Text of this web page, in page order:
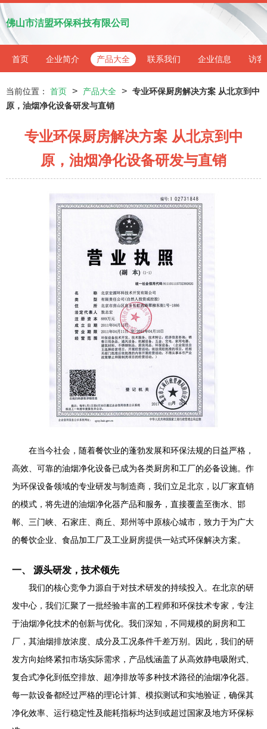
佛山市洁盟环保科技有限公司
首页 企业简介 产品大全 联系我们 企业信息 访客
当前位置： 首页 > 产品大全 > 专业环保厨房解决方案 从北京到中
原，油烟净化设备研发与直销
专业环保厨房解决方案 从北京到中
原，油烟净化设备研发与直销
在当今社会，随着餐饮业的蓬勃发展和环保法规的日益严格，
高效、可靠的油烟净化设备已成为各类厨房和工厂的必备设施。作
为环保设备领域的专业研发与制造商，我们立足北京，以厂家直销
的模式，将先进的油烟净化器产品和服务，直接覆盖至衡水、邯
郸、三门峡、石家庄、商丘、郑州等中原核心城市，致力于为广大
的餐饮企业、食品加工厂及工业厨房提供一站式环保解决方案。
一、 源头研发，技术领先
我们的核心竞争力源自于对技术研发的持续投入。在北京的研
发中心，我们汇聚了一批经验丰富的工程师和环保技术专家，专注
于油烟净化技术的创新与优化。我们深知，不同规模的厨房和工
厂，其油烟排放浓度、成分及工况条件千差万别。因此，我们的研
发方向始终紧扣市场实际需求，产品线涵盖了从高效静电吸附式、
复合式净化到低空排放、超净排放等多种技术路径的油烟净化器。
每一款设备都经过严格的理论计算、模拟测试和实地验证，确保其
净化效率、运行稳定性及能耗指标均达到或超过国家及地方环保标